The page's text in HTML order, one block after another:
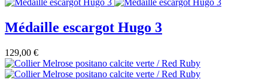
Médaille escargot Hugo 3
129,00 €